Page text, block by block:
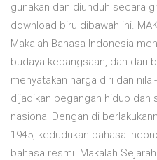
gunakan dan diunduh secara
download biru dibawah ini.
Makalah Bahasa Indonesia
budaya kebangsaan, dan dari
menyatakan harga diri dan
dijadikan pegangan hidup dan
nasional Dengan di
1945, kedudukan bahasa
bahasa resmi. Makalah